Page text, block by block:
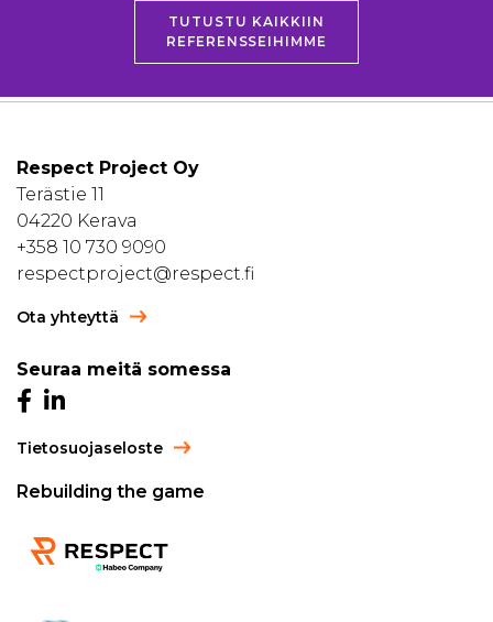
TUTUSTU KAIKKIIN
REFERENSSEIHIMME
Respect Project Oy
Terästie 11
04220 Kerava
+358 10 730 9090
respectproject@respect.fi
Ota yhteyttä
Seuraa meitä somessa
Tietosuojaseloste
Rebuilding the game